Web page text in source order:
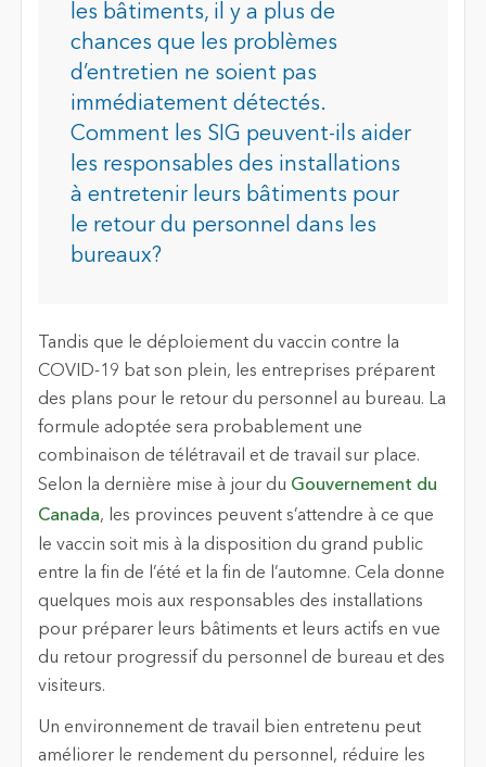
les bâtiments, il y a plus de
chances que les problèmes
d’entretien ne soient pas
immédiatement détectés.
Comment les SIG peuvent-ils aider
les responsables des installations
à entretenir leurs bâtiments pour
le retour du personnel dans les
bureaux?
Tandis que le déploiement du vaccin contre la
COVID-19 bat son plein, les entreprises préparent
des plans pour le retour du personnel au bureau. La
formule adoptée sera probablement une
combinaison de télétravail et de travail sur place.
Selon la dernière mise à jour du Gouvernement du
Canada, les provinces peuvent s’attendre à ce que
le vaccin soit mis à la disposition du grand public
entre la fin de l’été et la fin de l’automne. Cela donne
quelques mois aux responsables des installations
pour préparer leurs bâtiments et leurs actifs en vue
du retour progressif du personnel de bureau et des
visiteurs.
Un environnement de travail bien entretenu peut
améliorer le rendement du personnel, réduire les